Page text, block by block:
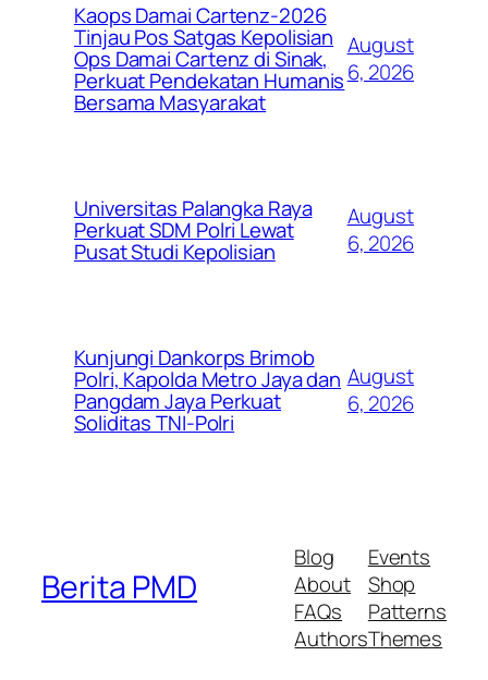
Kaops Damai Cartenz-2026
Tinjau Pos Satgas Kepolisian
Ops Damai Cartenz di Sinak,
Perkuat Pendekatan Humanis
Bersama Masyarakat
August
6, 2026
Universitas Palangka Raya
Perkuat SDM Polri Lewat
Pusat Studi Kepolisian
August
6, 2026
Kunjungi Dankorps Brimob
Polri, Kapolda Metro Jaya dan
Pangdam Jaya Perkuat
Soliditas TNI-Polri
August
6, 2026
Berita PMD
Blog
About
FAQs
Authors
Events
Shop
Patterns
Themes